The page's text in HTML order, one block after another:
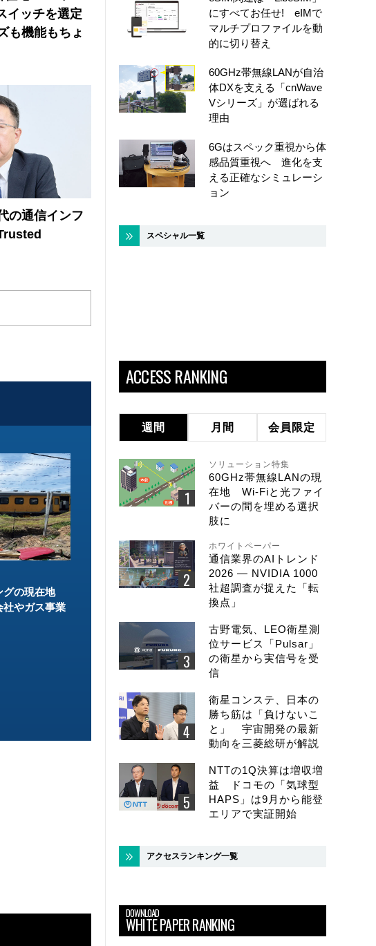
イッチを選定
も機能もちょ
の通信インフ
グの現在地
社やガス事業
ソリューション特集
イーサネットで作るGPUネットワー
ク 間近に迫る1.6TbE時代とローカ
ルLLMに備えを
ソリューション特集
6GHz帯Wi-Fiは「
こう
にすべてお任せ! eIMで
マルチプロファイルを動
的に切り替え
60GHz帯無線LANが自治
体DXを支える「cnWave
Vシリーズ」が選ばれる
理由
6Gはスペック重視から体
感品質重視へ 進化を支
える正確なシミュレーシ
ョン
スペシャル一覧
ACCESS RANKING
週間 月間 会員限定
ソリューション特集
60GHz帯無線LANの現
在地 Wi-Fiと光ファイ
バーの間を埋める選択
肢に
ホワイトペーパー
通信業界のAIトレンド
2026 ― NVIDIA 1000
社超調査が捉えた「転
換点」
古野電気、LEO衛星測
位サービス「Pulsar」
の衛星から実信号を受
信
衛星コンステ、日本の
勝ち筋は「負けないこ
と」 宇宙開発の最新
動向を三菱総研が解説
NTTの1Q決算は増収増
益 ドコモの「気球型
HAPS」は9月から能登
エリアで実証開始
アクセスランキング一覧
DOWNLOAD
WHITE PAPER RANKING